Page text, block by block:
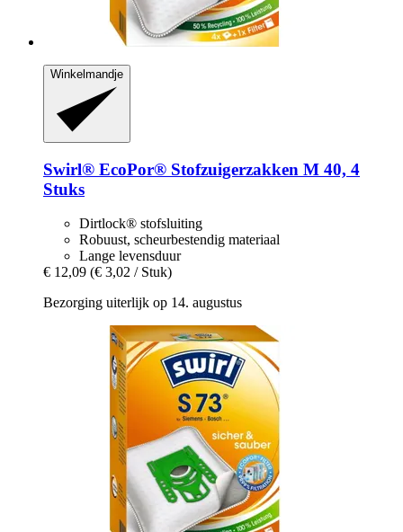
Winkelmandje
Swirl® EcoPor® Stofzuigerzakken M 40, 4
Stuks
Dirtlock® stofsluiting
Robuust, scheurbestendig materiaal
Lange levensduur
€ 12,09 (€ 3,02 / Stuk)
Bezorging uiterlijk op 14. augustus